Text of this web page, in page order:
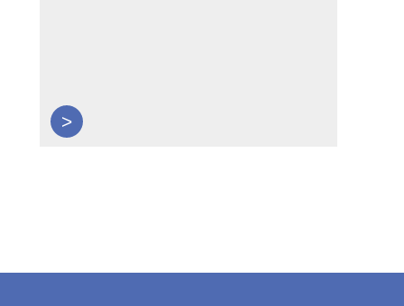
>